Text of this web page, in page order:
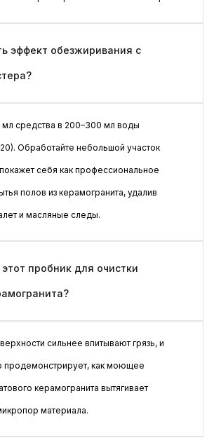
эффект обезжиривания с
мл средства в 200–300 мл воды
Обработайте небольшой участок
себя как профессиональное
полов из керамогранита, удалив
и масляные следы.
пробник для очистки
сильнее впитывают грязь, и
продемонстрирует, как моющее
керамогранита вытягивает
материала.